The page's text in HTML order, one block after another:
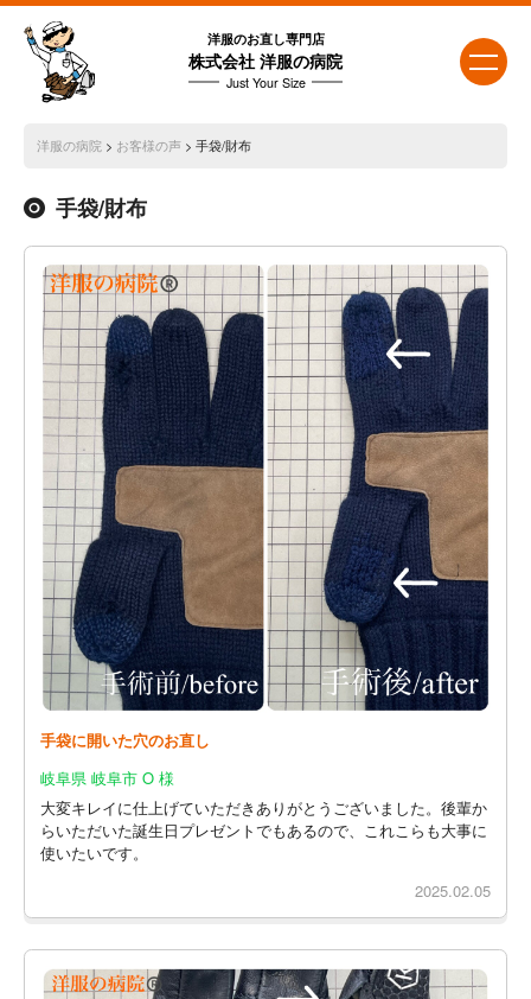
洋服のお直し専門店
株式会社 洋服の病院
Just Your Size
洋服の病院 > お客様の声> 手袋/財布
手袋/財布
手袋に開いた穴のお直し
岐阜県 岐阜市 O 様
大変キレイに仕上げていただきありがとうございました。後輩か
らいただいた誕生日プレゼントでもあるので、これこらも大事に
使いたいです。
2025.02.05